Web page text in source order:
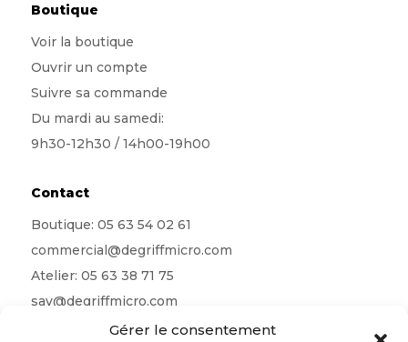
Gérer le consentement
Boutique
Voir la boutique
Ouvrir un compte
Suivre sa commande
Du mardi au samedi:
9h30-12h30 / 14h00-19h00
Contact
Boutique: 05 63 54 02 61
commercial@degriffmicro.com
Atelier: 05 63 38 71 75
sav@degriffmicro.com
albi@degriffmicro.com